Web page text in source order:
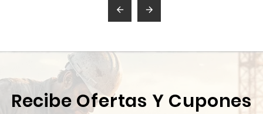
 
Recibe Ofertas Y Cupones